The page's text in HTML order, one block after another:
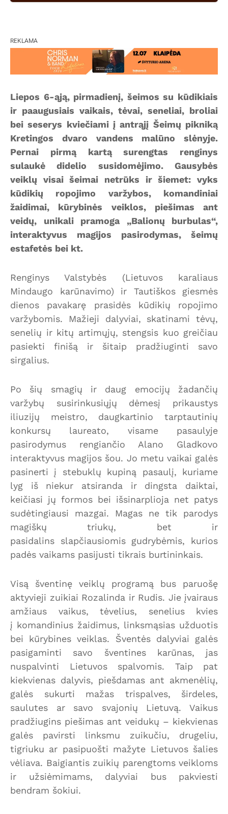
REKLAMA
Liepos 6-ąją, pirmadienį, šeimos su kūdikiais
ir paaugusiais vaikais, tėvai, seneliai, broliai
bei seserys kviečiami į antrąjį Šeimų pikniką
Kretingos dvaro vandens malūno slėnyje.
Pernai pirmą kartą surengtas renginys
sulaukė didelio susidomėjimo. Gausybės
veiklų visai šeimai netrūks ir šiemet: vyks
kūdikių ropojimo varžybos, komandiniai
žaidimai, kūrybinės veiklos, piešimas ant
veidų, unikali pramoga „Balionų burbulas“,
interaktyvus magijos pasirodymas, šeimų
estafetės bei kt.
Renginys Valstybės (Lietuvos karaliaus
Mindaugo karūnavimo) ir Tautiškos giesmės
dienos pavakarę prasidės kūdikių ropojimo
varžybomis. Mažieji dalyviai, skatinami tėvų,
senelių ir kitų artimųjų, stengsis kuo greičiau
pasiekti finišą ir šitaip pradžiuginti savo
sirgalius.
Po šių smagių ir daug emocijų žadančių
varžybų susirinkusiųjų dėmesį prikaustys
iliuzijų meistro, daugkartinio tarptautinių
konkursų laureato, visame pasaulyje
pasirodymus rengiančio Alano Gladkovo
interaktyvus magijos šou. Jo metu vaikai galės
pasinerti į stebuklų kupiną pasaulį, kuriame
lyg iš niekur atsiranda ir dingsta daiktai,
keičiasi jų formos bei išsinarplioja net patys
sudėtingiausi mazgai. Magas ne tik parodys
magiškų triukų, bet ir
pasidalins slapčiausiomis gudrybėmis, kurios
padės vaikams pasijusti tikrais burtininkais.
Visą šventinę veiklų programą bus paruošę
aktyvieji zuikiai Rozalinda ir Rudis. Jie įvairaus
amžiaus vaikus, tėvelius, senelius kvies
į komandinius žaidimus, linksmąsias užduotis
bei kūrybines veiklas. Šventės dalyviai galės
pasigaminti savo šventines karūnas, jas
nuspalvinti Lietuvos spalvomis. Taip pat
kiekvienas dalyvis, piešdamas ant akmenėlių,
galės sukurti mažas trispalves, širdeles,
saulutes ar savo svajonių Lietuvą. Vaikus
pradžiugins piešimas ant veidukų – kiekvienas
galės pavirsti linksmu zuikučiu, drugeliu,
tigriuku ar pasipuošti mažyte Lietuvos šalies
vėliava. Baigiantis zuikių parengtoms veikloms
ir užsiėmimams, dalyviai bus pakviesti
bendram šokiui.